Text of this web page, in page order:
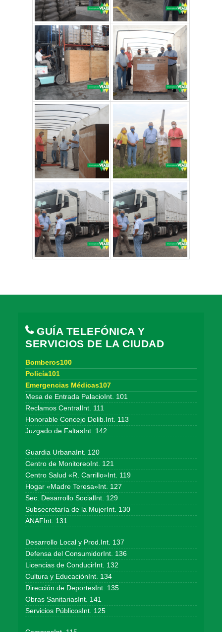
GUÍA TELEFÓNICA Y
SERVICIOS DE LA CIUDAD
Bomberos100
Policía101
Emergencias Médicas107
Mesa de Entrada PalacioInt. 101
Reclamos CentralInt. 111
Honorable Concejo Delib.Int. 113
Juzgado de FaltasInt. 142
Guardia UrbanaInt. 120
Centro de MonitoreoInt. 121
Centro Salud «R. Carrillo»Int. 119
Hogar «Madre Teresa»Int. 127
Sec. Desarrollo SocialInt. 129
Subsecretaría de la MujerInt. 130
ANAFInt. 131
Desarrollo Local y Prod.Int. 137
Defensa del ConsumidorInt. 136
Licencias de ConducirInt. 132
Cultura y EducaciónInt. 134
Dirección de DeportesInt. 135
Obras SanitariasInt. 141
Servicios PúblicosInt. 125